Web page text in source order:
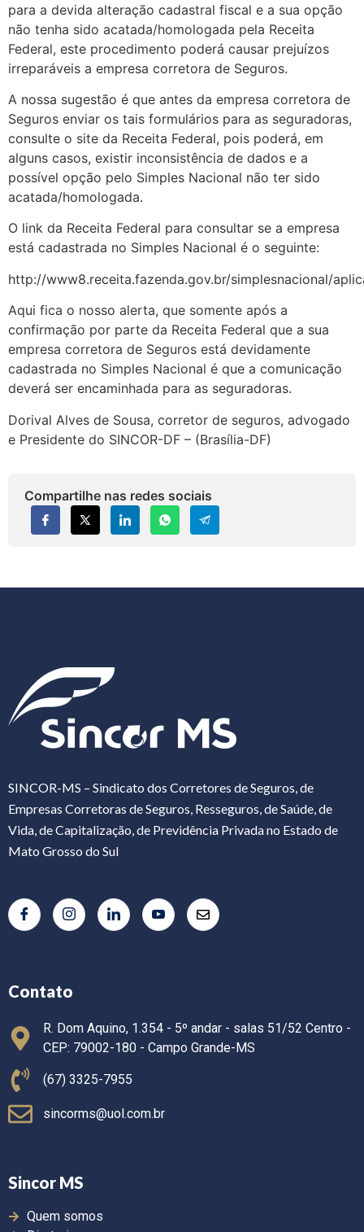
para a devida alteração cadastral fiscal e a sua opção
não tenha sido acatada/homologada pela Receita
Federal, este procedimento poderá causar prejuízos
irreparáveis a empresa corretora de Seguros.
A nossa sugestão é que antes da empresa corretora de
Seguros enviar os tais formulários para as seguradoras,
consulte o site da Receita Federal, pois poderá, em
alguns casos, existir inconsistência de dados e a
possível opção pelo Simples Nacional não ter sido
acatada/homologada.
O link da Receita Federal para consultar se a empresa
está cadastrada no Simples Nacional é o seguinte:
http://www8.receita.fazenda.gov.br/simplesnacional/
Aqui fica o nosso alerta, que somente após a
confirmação por parte da Receita Federal que a sua
empresa corretora de Seguros está devidamente
cadastrada no Simples Nacional é que a comunicação
deverá ser encaminhada para as seguradoras.
Dorival Alves de Sousa, corretor de seguros, advogado
e Presidente do SINCOR-DF – (Brasília-DF)
Compartilhe nas redes sociais
SINCOR-MS – Sindicato dos Corretores de Seguros, de
Empresas Corretoras de Seguros, Resseguros, de Saúde, de
Vida, de Capitalização, de Previdência Privada no Estado de
Mato Grosso do Sul
Contato
R. Dom Aquino, 1.354 - 5º andar - salas 51/52 Centro -
CEP: 79002-180 - Campo Grande-MS
(67) 3325-7955
sincorms@uol.com.br
Sincor MS
Quem somos